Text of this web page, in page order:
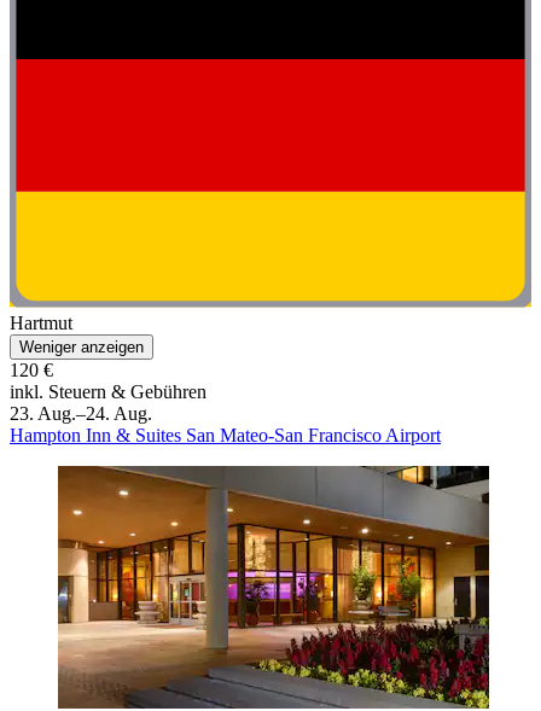
Hartmut
Weniger anzeigen
120 €
inkl. Steuern & Gebühren
23. Aug.–24. Aug.
Hampton Inn & Suites San Mateo-San Francisco Airport